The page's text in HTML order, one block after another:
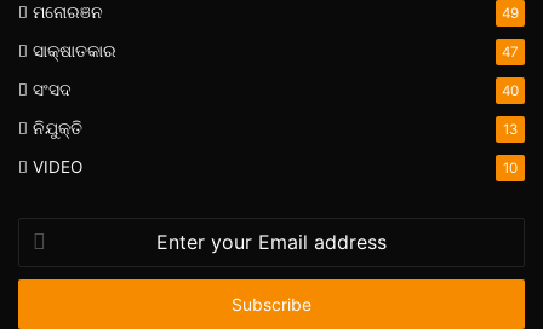
ମନୋରଞନ 49
ସାକ୍ଷାତକାର 47
ସଂସଦ 40
ନିଯୁକ୍ତି 13
VIDEO 10
your
Email